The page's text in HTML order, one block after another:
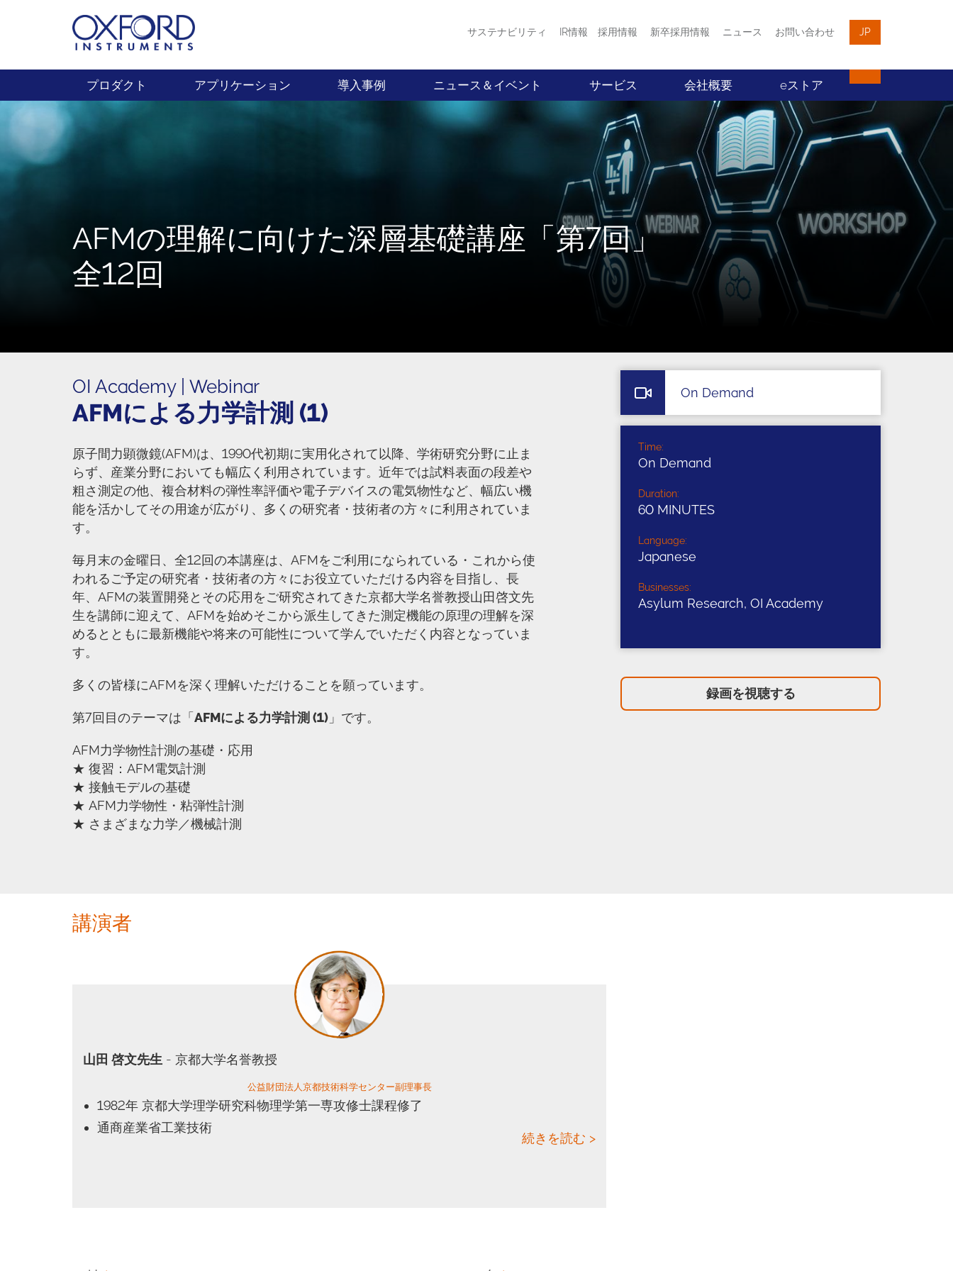
サステナビリティ IR情報 採用情報 新卒採用情報 ニュース お問い合わせ JP
プロダクト アプリケーション 導入事例 ニュース＆イベント サービス 会社概要 eストア
AFMの理解に向けた深層基礎講座「第7回」
全12回
OI Academy | Webinar
AFMによる力学計測 (1)
原子間力顕微鏡(AFM)は、1990代初期に実用化されて以降、学術研究分野に止ま
らず、産業分野においても幅広く利用されています。近年では試料表面の段差や
粗さ測定の他、複合材料の弾性率評価や電子デバイスの電気物性など、幅広い機
能を活かしてその用途が広がり、多くの研究者・技術者の方々に利用されていま
す。
毎月末の金曜日、全12回の本講座は、AFMをご利用になられている・これから使
われるご予定の研究者・技術者の方々にお役立ていただける内容を目指し、長
年、AFMの装置開発とその応用をご研究されてきた京都大学名誉教授山田啓文先
生を講師に迎えて、AFMを始めそこから派生してきた測定機能の原理の理解を深
めるとともに最新機能や将来の可能性について学んでいただく内容となっていま
す。
多くの皆様にAFMを深く理解いただけることを願っています。
第7回目のテーマは「AFMによる力学計測 (1) 」です。
AFM力学物性計測の基礎・応用
★ 復習：AFM電気計測
★ 接触モデルの基礎
★ AFM力学物性・粘弾性計測
★ さまざまな力学／機械計測
On Demand
Time:
On Demand
Duration:
60 MINUTES
Language:
Japanese
Businesses:
Asylum Research, OI Academy
録画を視聴する
講演者
山田 啓文先生 - 京都大学名誉教授
公益財団法人京都技術科学センター副理事長
1982年 京都大学理学研究科物理学第一専攻修士課程修了
通商産業省工業技術
続きを読む >